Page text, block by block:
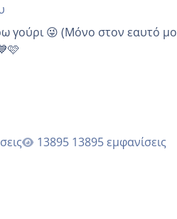
γούρι 😜 (Μόνο στον εαυτό
13895 εμφανίσεις